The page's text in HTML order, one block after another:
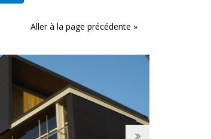
Aller à la page précédente »